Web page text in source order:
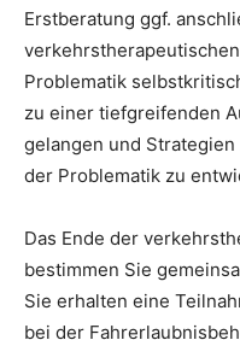
Erstberatung ggf.
Problematik
zu einer tiefgreifenden
gelangen und
der Problematik zu
Das Ende der
bestimmen Sie
Sie erhalten eine
bei der